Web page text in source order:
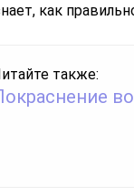
как
также: